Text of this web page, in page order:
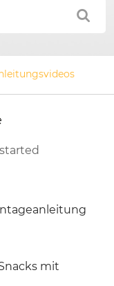
mit